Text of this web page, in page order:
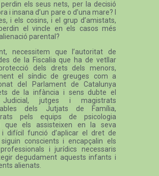
els seus nets, per la decisió
i insana d’un pare o d’una mare? I
i els cosins, i el grup d’amistats,
el vincle en els casos més
parental?
necessitem que l’autoritat de
des de la Fiscalia que ha de vetllar
dels drets dels menors,
el síndic de greuges com a
del Parlament de Catalunya
de la infància i sens dubte el
Judicial, jutges i magistrats
dels Jutjats de Família,
pels equips de psicologia
que els assisteixen en la seva
i difícil funció d’aplicar el dret de
conscients i encapçalin els
i jurídics necessaris
degudament aquests infants i
alienats.